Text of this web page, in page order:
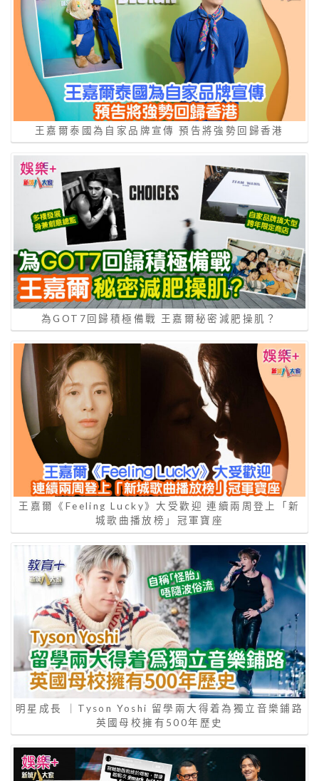
王嘉爾泰國為自家品牌宣傳 預告將強勢回歸香港
為GOT7回歸積極備戰 王嘉爾秘密減肥操肌？
王嘉爾《Feeling Lucky》大受歡迎 連續兩周登上「新
城歌曲播放榜」冠軍寶座
明星成長 ｜Tyson Yoshi 留學兩大得着為獨立音樂鋪路
英國母校擁有500年歷史